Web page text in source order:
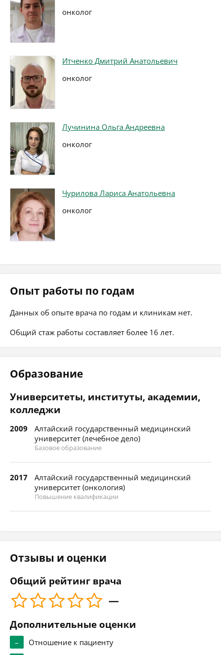
онколог
Итченко Дмитрий Анатольевич
онколог
Лучинина Ольга Андреевна
онколог
Чурилова Лариса Анатольевна
онколог
Опыт работы по годам
Данных об опыте врача по годам и клиникам нет.
Общий стаж работы составляет более 16 лет.
Образование
Университеты, институты, академии,
колледжи
2009
Алтайский государственный медицинский
университет (лечебное дело)
Базовое образование
2017
Алтайский государственный медицинский
университет (онкология)
Повышение квалификации
Отзывы и оценки
Общий рейтинг врача
—
Дополнительные оценки
– Отношение к пациенту